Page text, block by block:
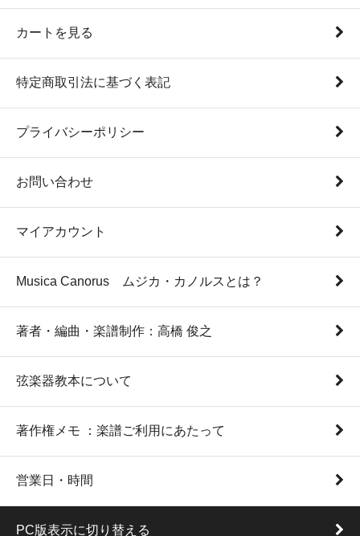
カートを見る
特定商取引法に基づく表記
プライバシーポリシー
お問い合わせ
マイアカウント
Musica Canorus ムジカ・カノルスとは？
著者・編曲・楽譜制作：高橋 俊之
弦楽器教本について
著作権メモ ：楽譜ご利用にあたって
営業日・時間
PC版表示に切り替える